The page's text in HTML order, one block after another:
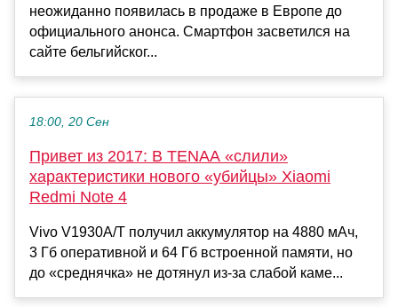
неожиданно появилась в продаже в Европе до
официального анонса. Смартфон засветился на
сайте бельгийског...
18:00, 20 Сен
Привет из 2017: В TENAA «слили»
характеристики нового «убийцы» Xiaomi
Redmi Note 4
Vivo V1930A/T получил аккумулятор на 4880 мАч,
3 Гб оперативной и 64 Гб встроенной памяти, но
до «среднячка» не дотянул из-за слабой каме...